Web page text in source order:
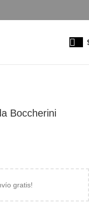
Boccherini
gratis!